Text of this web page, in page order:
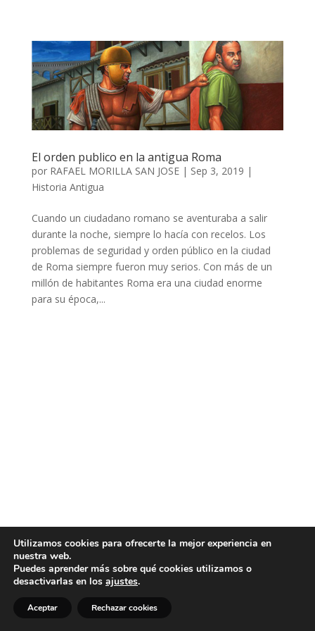
El orden publico en la antigua Roma
por RAFAEL MORILLA SAN JOSE| Sep 3, 2019 |
Historia Antigua
Cuando un ciudadano romano se aventuraba a salir
durante la noche, siempre lo hacía con recelos. Los
problemas de seguridad y orden público en la ciudad
de Roma siempre fueron muy serios. Con más de un
millón de habitantes Roma era una ciudad enorme
para su época,...
Utilizamos cookies para ofrecerte la mejor experiencia en
nuestra web.
Puedes aprender más sobre qué cookies utilizamos o
desactivarlas en los ajustes.
Aceptar Rechazar cookies